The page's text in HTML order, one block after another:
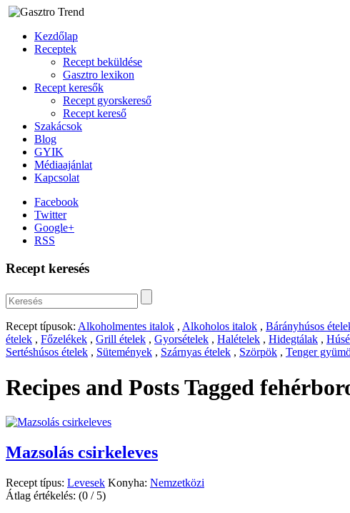
Kezdőlap
Receptek
Recept beküldése
Gasztro lexikon
Recept keresők
Recept gyorskereső
Recept kereső
Szakácsok
Blog
GYIK
Médiaajánlat
Kapcsolat
Facebook
Twitter
Google+
RSS
Recept keresés
Recept típusok: Alkoholmentes italok , Alkoholos italok , Bárányhúsos
ételek , Főzelékek , Grill ételek , Gyorsételek , Halételek , Hidegtálak ,
Sertéshúsos ételek , Sütemények , Szárnyas ételek , Szörpök , Tenger
Recipes and Posts Tagged
Mazsolás csirkeleves
Recept típus: Levesek Konyha: Nemzetközi
Átlag értékelés: (0 / 5)